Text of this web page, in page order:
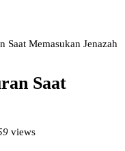
Memasukan Jenazah
Saat
views